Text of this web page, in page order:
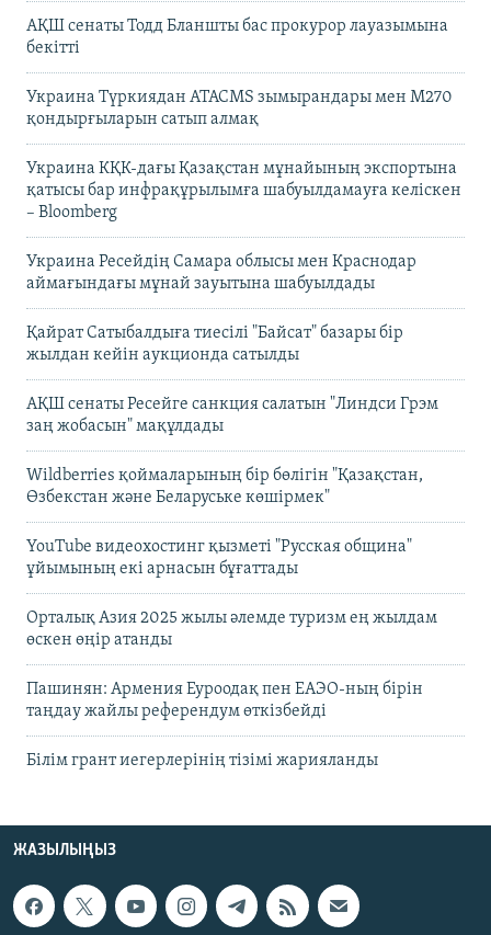
АҚШ сенаты Тодд Бланшты бас прокурор лауазымына
бекітті
Украина Түркиядан ATACMS зымырандары мен M270
қондырғыларын сатып алмақ
Украина КҚК-дағы Қазақстан мұнайының экспортына
қатысы бар инфрақұрылымға шабуылдамауға келіскен
– Bloomberg
Украина Ресейдің Самара облысы мен Краснодар
аймағындағы мұнай зауытына шабуылдады
Қайрат Сатыбалдыға тиесілі "Байсат" базары бір
жылдан кейін аукционда сатылды
АҚШ сенаты Ресейге санкция салатын "Линдси Грэм
заң жобасын" мақұлдады
Wildberries қоймаларының бір бөлігін "Қазақстан,
Өзбекстан және Беларуське көшірмек"
YouTube видеохостинг қызметі "Русская община"
ұйымының екі арнасын бұғаттады
Орталық Азия 2025 жылы әлемде туризм ең жылдам
өскен өңір атанды
Пашинян: Армения Еуроодақ пен ЕАЭО-ның бірін
таңдау жайлы референдум өткізбейді
Білім грант иегерлерінің тізімі жарияланды
ЖАЗЫЛЫҢЫЗ